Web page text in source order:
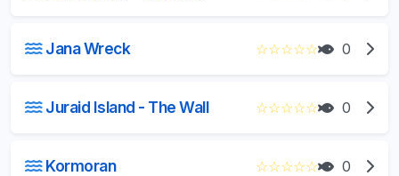
Jana Wreck ☆☆☆☆☆ 0
Juraid Island - The Wall ☆☆☆☆☆ 0
Kormoran ☆☆☆☆☆ 0